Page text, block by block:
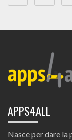
APPS4ALL
Nasce per dare